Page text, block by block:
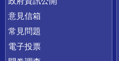
意見信箱
常見問題
電子投票